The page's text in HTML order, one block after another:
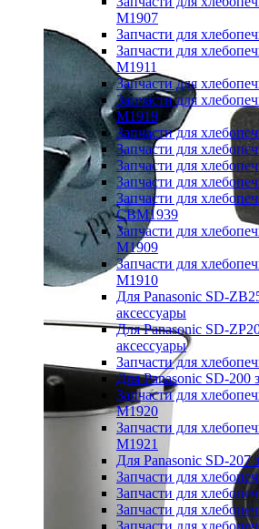
M1907
Запчасти для
Запчасти для
M1911
Запчасти для
Запчасти для
M1919
Запчасти для
Запчасти для
Запчасти для
Запчасти для
Запчасти для
CBM1939
Запчасти для
M1909
Запчасти для
M1910
Для Panasonic SD-
аксессуары
Для Panasonic SD-
аксессуары
Запчасти для
Для Panasonic SD-200
Запчасти для
M1920
Запчасти для
M1921
Для Panasonic SD-207
Запчасти для
Запчасти для
Запчасти для
Запчасти для